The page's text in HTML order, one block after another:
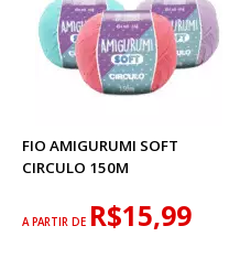
FIO AMIGURUMI SOFT
CIRCULO 150M
A PARTIR DE R$15,99